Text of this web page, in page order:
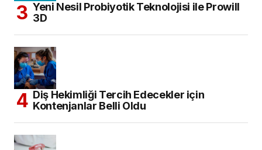
Yeni Nesil Probiyotik Teknolojisi ile Prowill
3D
Diş Hekimliği Tercih Edecekler için
Kontenjanlar Belli Oldu